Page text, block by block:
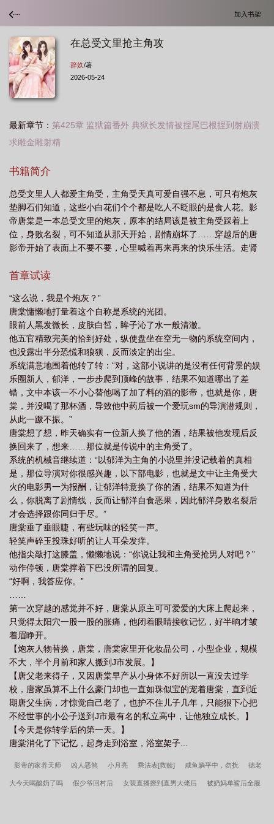
加入书架
在总受文里抢主角攻
辞奺/著
2026-05-24
最新章节： 第425章 监狱篇番外 典狱长发情被捏尾巴根捏到射崩溃
求雕金雕射精
抢主角攻作者 辞奺
整版 在总受文里抢主角攻(快穿)免费阅读 在总受文里抢主角攻的剧本 在总
受文里抢主角攻唐棠辞奺海棠阁 在总受文里抢主角攻全文番外txt百度
书籍简介
总受文里人人都爱主角受，主角受天真可爱自强不息，可只有炮灰
垫脚石们知道，这些小白花们个个都是吃人不眨眼的是食人花。影
帝唐棠是一本总受文里的炮灰，原本的结局该是被主角受踩着上
位，身败名裂，可不知道从那天开始，剧情崩坏了……穿越后的唐
影帝开始了表面上不要不要，心里喊着再来再来的快乐生活。走肾
身文，主角受胆小的残疾弟弟：1v2（你让我站不起来，我就抢你老
干助理）娱乐圈，人鱼新人：1v3（影帝、导演、总裁，生子不双
性）AOB，高岭之花上将：1v3（武力值爆表）都市文，健气小狼
狗：1v2（特种军官家的顽劣侄子）直播文，软甜小可爱：1v1（暂
定，可能会改）古代文，亡国后的病弱丞相：1v3（如玉公子的阶下
囚生活）豪门文，豪门家的自闭症养子：1v1（做爸爸的掌中雀）暂
定注：先更那个不定。表面上的强取豪夺，非全肉，非双性，剧情
肉各占一半。
首章试读
“这么说，我是个炮灰？”
唐棠慵懒地打量着这个自称是系统的光团。
眼前人黑发微长，皮肤白皙，眸子沁了水一般清澈。
他五官精致完美的恰到好处，纵使盘坐在空无一物的系统空间内，
也没露出半分恐慌和狼狈，反而淡定的出尘。
系统满意地围着他转了转：“对，这部小说讲的是没有任何背景的娱
乐圈新人，郁洋，一步步爬到顶峰的故事，结果不知道哪出了差
错，文中本该一不小心替他喝了加了料的酒的影帝，也就是你，唐
棠，并没喝了那杯酒，导致他中药后被一个爱玩sm的导演潜规则，
从此一蹶不振。”
唐棠想了想，昨天确实有一位新人换了他的酒，结果被他发现后反
换回来了，想来……那位就是传说中的主角受了。
系统的机械音继续道：“以郁洋为主角的小说里并没记载着的真相
是，那位导演对你很感兴趣，以下部电影，也就是文中让主角受大
火的电影男一为报酬，让郁洋特意换了你的酒，结果不知道为什
么，你脱离了剧情线，反而让郁洋自食恶果，因此郁洋身败名裂后
才会选择跟你同归于尽。”
唐棠垂了垂眼睫，有些玩味的轻笑一声。
轻笑声碎玉投珠好听的让人耳朵发痒。
他指尖敲打这膝盖，懒懒地说：“你说让我和主角受抢男人对吧？”
动作停顿，唐棠撑着下巴没所谓的回复。
“好啊，我答应你。”
第一次穿越的感觉并不好，唐棠从原主可可爱爱的大床上爬起来，
只觉得太阳穴一股一股的胀痛，他闭着眼睛接收记忆，好半晌才皱
着眉睁开。
【炮灰人物替换，唐棠，唐棠家里开化妆品公司，小型企业，规模
不大，半个月前和家人搬到J市发展。】
【唐父老来得子，又因唐棠早产从小身体不好所以一直没去过学
校，唐家虽算不上什么豪门却也一直如珠似宝的宠着唐棠，直到近
期唐父生病，才惊觉自己老了，也护不住儿子几年，只能狠下心把
不经世事的小公子送到J市最有名的私立高中，让他独立成长。】
【今天是你转学后的第一天。】
唐棠消化了下记忆，起身走到浴室，浴室架子...
影帝的家养天师 凶人恶煞 小月亮 乘法表[救赎] 咸鱼躺平中，勿扰 德老
大今天喝酸奶了吗 假少爷回村后 女装直播撩到直男大佬后 被奶妈单鲨后全服